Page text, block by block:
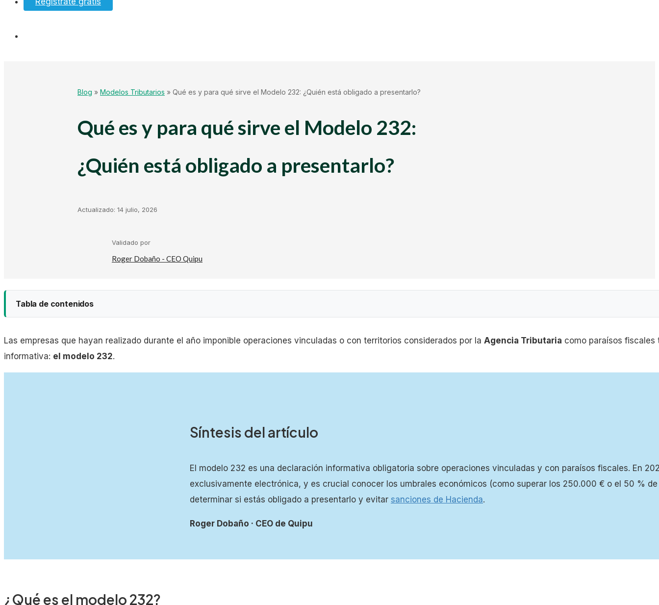
Mundo Startup
Kit Digital
Plantillas Facturación
Plantillas Negocio
Laboral
Blog » Modelos Tributarios » Qué es y para qué sirve el Modelo 232: ¿Quién está obligado a presentarlo?
Qué es y para qué sirve el Modelo 232:
¿Quién está obligado a presentarlo?
Actualizado: 14 julio, 2026
Validado por
Roger Dobaño - CEO Quipu
Tabla de contenidos
Las empresas que hayan realizado durante el año imponible operaciones vinculadas o con territorios considerados por la Agencia Tributaria como paraísos fiscales
informativa: el modelo 232.
Síntesis del artículo
El modelo 232 es una declaración informativa obligatoria sobre operaciones vinculadas y con paraísos fiscales. En
exclusivamente electrónica, y es crucial conocer los umbrales económicos (como superar los 250.000 € o el 50 %
determinar si estás obligado a presentarlo y evitar sanciones de Hacienda.
Roger Dobaño · CEO de Quipu
¿Qué es el modelo 232?